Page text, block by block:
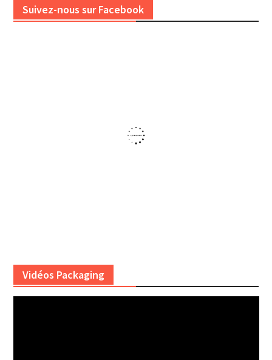
Suivez-nous sur Facebook
Vidéos Packaging